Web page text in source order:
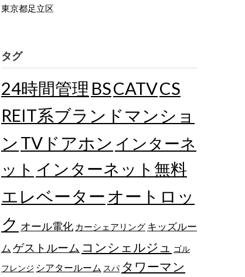
東京都足立区
タグ
24時間管理 BSCATVCS
REIT系ブランドマンショ
ン TVドアホン インターネ
ット インターネット無料
エレベーター オートロッ
ク オール電化 カーシェアリング キッズルー
ム ゲストルーム コンシェルジュ
ゴル
フレンジ シアタールーム スパ タワーマン